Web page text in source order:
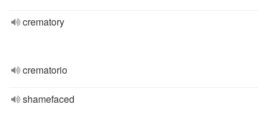
crematory
crematorio
shamefaced